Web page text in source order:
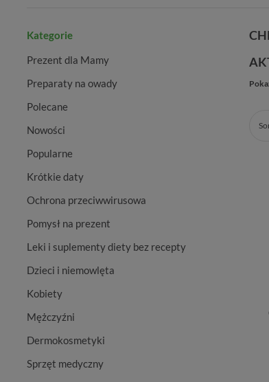
Kategorie
Prezent dla Mamy
Preparaty na owady
Polecane
Nowości
Popularne
Krótkie daty
Ochrona przeciwwirusowa
Pomysł na prezent
Leki i suplementy diety bez recepty
Dzieci i niemowlęta
Kobiety
Mężczyźni
Dermokosmetyki
Sprzęt medyczny